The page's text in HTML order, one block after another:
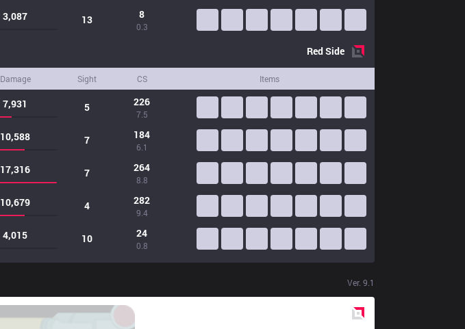
3,087 13 8
0.3
RedSide
Damage Sight CS Items
7,931 5 226
7.5
10,588 7 184
6.1
17,316 7 264
8.8
10,679 4 282
9.4
4,015 10 24
0.8
Ver. 9.1